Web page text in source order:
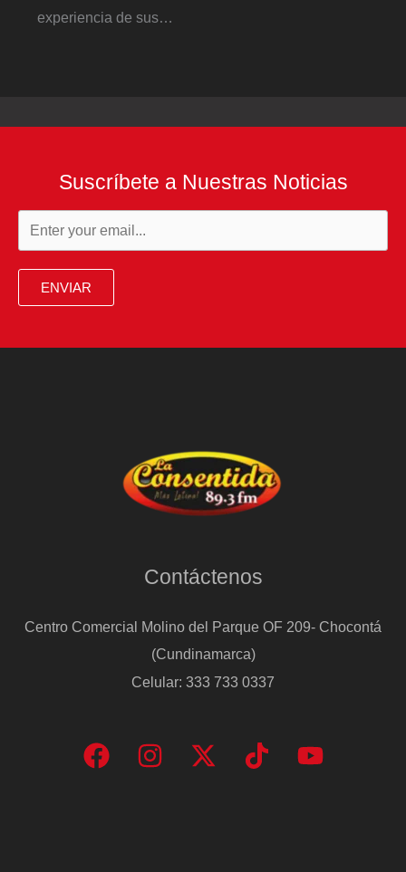
experiencia de sus…
Suscríbete a Nuestras Noticias
ENVIAR
Contáctenos
Centro Comercial Molino del Parque OF 209- Chocontá
(Cundinamarca)
Celular: 333 733 0337